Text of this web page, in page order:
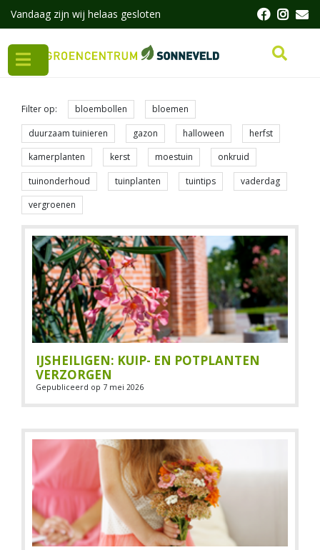
Vandaag zijn wij helaas gesloten
Filter op: bloembollen
bloemen
duurzaam tuinieren
gazon halloween
herfst
kamerplanten
kerst moestuin
onkruid
tuinonderhoud
tuinplanten tuintips
vaderdag
vergroenen
IJSHEILIGEN: KUIP- EN POTPLANTEN
VERZORGEN
Gepubliceerd op 7 mei 2026